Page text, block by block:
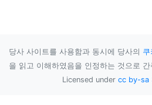
당사 사이트를 사용함과 동시에 당사의 쿠
을 읽고 이해하였음을 인정하는 것으로 간
Licensed under cc by-sa